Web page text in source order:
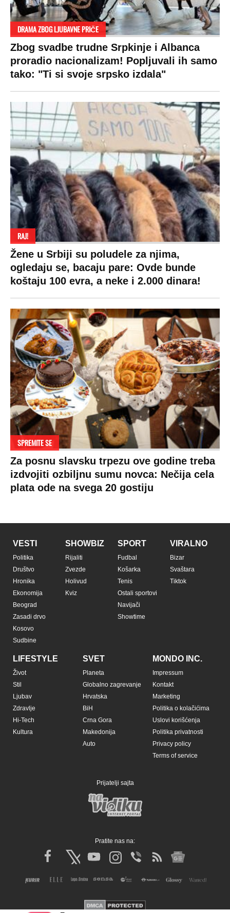
DRAMA ZBOG LJUBAVNE PRIČE
Zbog svadbe trudne Srpkinje i Albanca
proradio nacionalizam! Popljuvali ih samo
tako: "Ti si svoje srpsko izdala"
RAJ!
Žene u Srbiji su poludele za njima,
ogledaju se, bacaju pare: Ovde bunde
koštaju 100 evra, a neke i 2.000 dinara!
SPREMITE SE
Za posnu slavsku trpezu ove godine treba
izdvojiti ozbiljnu sumu novca: Nečija cela
plata ode na svega 20 gostiju
VESTI
Politika
Društvo
Hronika
Ekonomija
Beograd
Zasadi drvo
Kosovo
Sudbine
SHOWBIZ
Rijaliti
Zvezde
Holivud
Kviz
SPORT
Fudbal
Košarka
Tenis
Ostali sportovi
Navijači
Showtime
VIRALNO
Bizar
Svaštara
Tiktok
LIFESTYLE
Život
Stil
Ljubav
Zdravlje
Hi-Tech
Kultura
SVET
Planeta
Globalno zagrevanje
Hrvatska
BiH
Crna Gora
Makedonija
Auto
MONDO INC.
Impressum
Kontakt
Marketing
Politika o kolačićima
Uslovi korišćenja
Politika privatnosti
Privacy policy
Terms of service
Prijatelji sajta
Pratite nas na: